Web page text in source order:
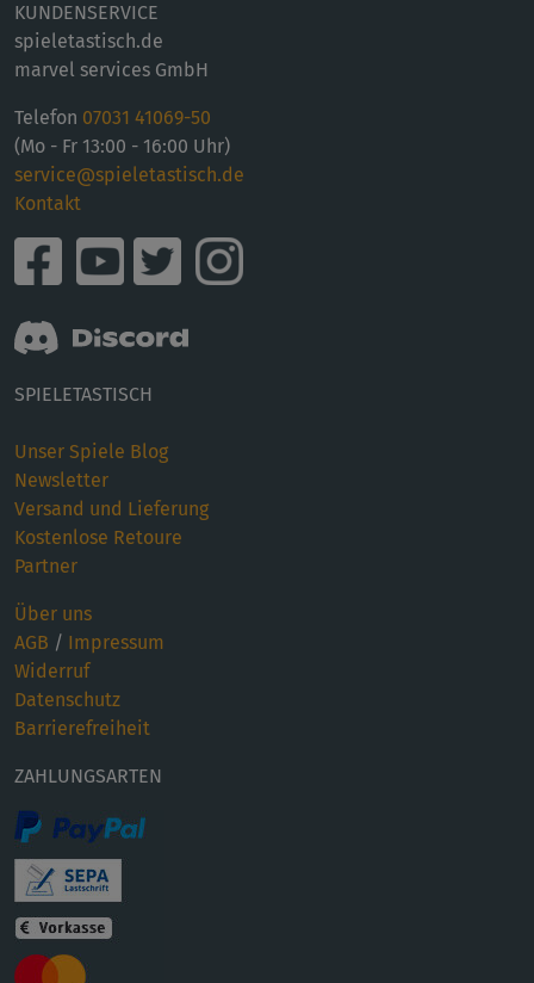
KUNDENSERVICE
spieletastisch.de
marvel services GmbH
Telefon 07031 41069-50
(Mo - Fr 13:00 - 16:00 Uhr)
service@spieletastisch.de
Kontakt
SPIELETASTISCH
Unser Spiele Blog
Newsletter
Versand und Lieferung
Kostenlose Retoure
Partner
Über uns
AGB / Impressum
Widerruf
Datenschutz
Barrierefreiheit
ZAHLUNGSARTEN